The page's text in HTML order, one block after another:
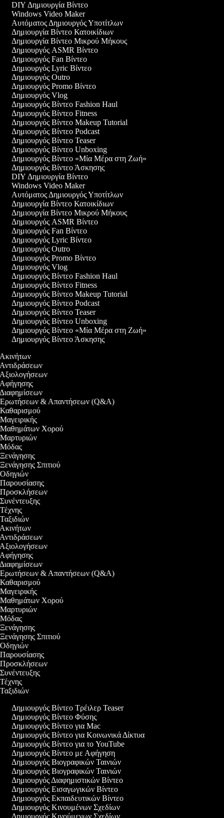
DIY Δημιουργία Βίντεο
Windows Video Maker
Αυτόματος Δημιουργός Υποτίτλων
Δημιουργία Βίντεο Κατοικίδιων
Δημιουργία Βίντεο Μικρού Μήκους
Δημιουργός ASMR Βίντεο
Δημιουργός Fan Βίντεο
Δημιουργός Lyric Βίντεο
Δημιουργός Outro
Δημιουργός Promo Βίντεο
Δημιουργός Vlog
Δημιουργός Βίντεο Fashion Haul
Δημιουργός Βίντεο Fitness
Δημιουργός Βίντεο Makeup Tutorial
Δημιουργός Βίντεο Podcast
Δημιουργός Βίντεο Teaser
Δημιουργός Βίντεο Unboxing
Δημιουργός Βίντεο «Μία Μέρα στη Ζωή»
Δημιουργός Βίντεο Άσκησης
DIY Δημιουργία Βίντεο
Windows Video Maker
Αυτόματος Δημιουργός Υποτίτλων
Δημιουργία Βίντεο Κατοικίδιων
Δημιουργία Βίντεο Μικρού Μήκους
Δημιουργός ASMR Βίντεο
Δημιουργός Fan Βίντεο
Δημιουργός Lyric Βίντεο
Δημιουργός Outro
Δημιουργός Promo Βίντεο
Δημιουργός Vlog
Δημιουργός Βίντεο Fashion Haul
Δημιουργός Βίντεο Fitness
Δημιουργός Βίντεο Makeup Tutorial
Δημιουργός Βίντεο Podcast
Δημιουργός Βίντεο Teaser
Δημιουργός Βίντεο Unboxing
Δημιουργός Βίντεο «Μία Μέρα στη Ζωή»
Δημιουργός Βίντεο Άσκησης
Αντιδράσεων
Αξιολογήσεων
Αφήγησης
Διαφημίσεων
Ερωτήσεων & Απαντήσεων (Q&A)
Καθαρισμού
Μαθημάτων Χορού
Μαρτυριών
Μόδας
Ξενάγησης
Σπιτιού
Οδηγιών
Παρουσίασης
Προσκλήσεων
Αντιδράσεων
Αξιολογήσεων
Αφήγησης
Διαφημίσεων
Ερωτήσεων & Απαντήσεων (Q&A)
Καθαρισμού
Μαθημάτων Χορού
Μαρτυριών
Μόδας
Ξενάγησης
Σπιτιού
Οδηγιών
Παρουσίασης
Προσκλήσεων
Δημιουργός Βίντεο Τρέιλερ Teaser
Δημιουργός Βίντεο Φύσης
Δημιουργός Βίντεο για Mac
Δημιουργός Βίντεο για Κοινωνικά Δίκτυα
Δημιουργός Βίντεο για το YouTube
Δημιουργός Βίντεο με Αφήγηση
Δημιουργός Βιογραφικών Ταινιών
Δημιουργός Βιογραφικών Ταινιών
Δημιουργός Διαφημιστικών Βίντεο
Δημιουργός Εισαγωγικών Βίντεο
Δημιουργός Εκπαιδευτικών Βίντεο
Δημιουργός Κινουμένων Σχεδίων